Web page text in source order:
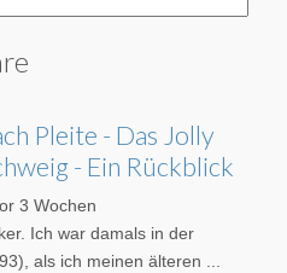
Pleite - Das Jolly
- Ein Rückblick
3 Wochen
Ich war damals in der
als ich meinen älteren ...